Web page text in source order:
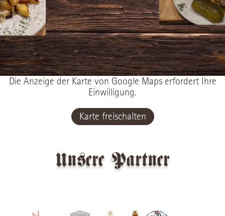
Die Anzeige der Karte von Google Maps erfordert Ihre
Einwilligung.
Karte freischalten
Unsere Partner